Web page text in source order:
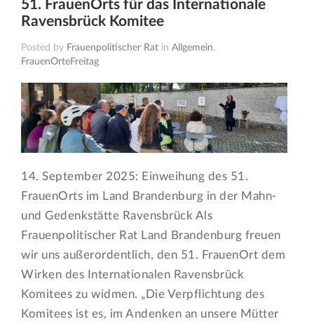
51. FrauenOrts für das Internationale
Ravensbrück Komitee
Posted by Frauenpolitischer Rat inAllgemein,
FrauenOrteFreitag
14. September 2025: Einweihung des 51.
FrauenOrts im Land Brandenburg in der Mahn-
und Gedenkstätte Ravensbrück Als
Frauenpolitischer Rat Land Brandenburg freuen
wir uns außerordentlich, den 51. FrauenOrt dem
Wirken des Internationalen Ravensbrück
Komitees zu widmen. „Die Verpflichtung des
Komitees ist es, im Andenken an unsere Mütter